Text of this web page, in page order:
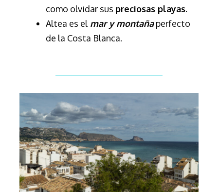
como olvidar sus preciosas playas.
Altea es el mar y montañaperfecto
de la Costa Blanca.